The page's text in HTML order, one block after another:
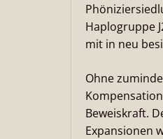
Haplogruppe
mit in neu
Ohne
Beweiskraft.
Expansionen